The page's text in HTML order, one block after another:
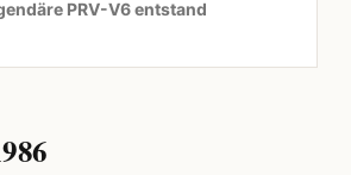
PRV-V6 entstand